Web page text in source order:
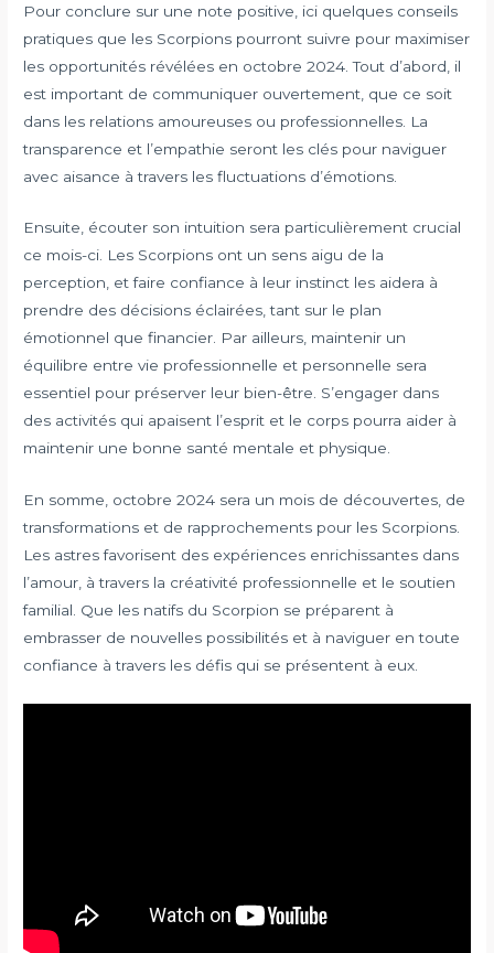
Pour conclure sur une note positive, ici quelques conseils
pratiques que les Scorpions pourront suivre pour maximiser
les opportunités révélées en octobre 2024. Tout d’abord, il
est important de communiquer ouvertement, que ce soit
dans les relations amoureuses ou professionnelles. La
transparence et l’empathie seront les clés pour naviguer
avec aisance à travers les fluctuations d’émotions.
Ensuite, écouter son intuition sera particulièrement crucial
ce mois-ci. Les Scorpions ont un sens aigu de la
perception, et faire confiance à leur instinct les aidera à
prendre des décisions éclairées, tant sur le plan
émotionnel que financier. Par ailleurs, maintenir un
équilibre entre vie professionnelle et personnelle sera
essentiel pour préserver leur bien-être. S’engager dans
des activités qui apaisent l’esprit et le corps pourra aider à
maintenir une bonne santé mentale et physique.
En somme, octobre 2024 sera un mois de découvertes, de
transformations et de rapprochements pour les Scorpions.
Les astres favorisent des expériences enrichissantes dans
l’amour, à travers la créativité professionnelle et le soutien
familial. Que les natifs du Scorpion se préparent à
embrasser de nouvelles possibilités et à naviguer en toute
confiance à travers les défis qui se présentent à eux.